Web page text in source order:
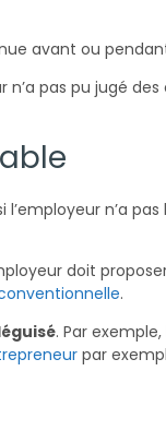
avant ou
pas pu jugé
l’employeur n’a
doit
.
. Par
par